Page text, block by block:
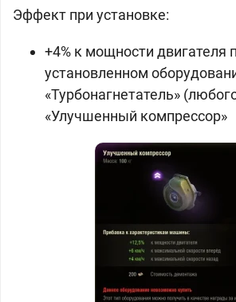
Эффект при установке:
+4% к мощности двигателя
установленном
«Турбонагнетатель»
«Улучшенный компрессор»